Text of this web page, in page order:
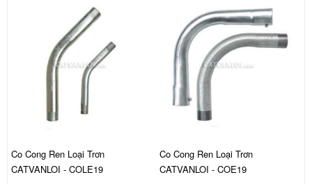
Co Cong Ren Loại Trơn
CATVANLOI - COLE19
Co Cong Ren Loại Trơn
CATVANLOI - COE19